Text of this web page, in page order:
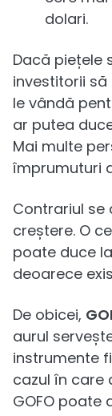
dolari.
Dacă piețele
investitorii
le vândă
ar putea
Mai multe
împrumuturi
Contrariul se
creștere. O
poate duce
deoarece
De obicei,
aurul
instrumente
cazul în care
GOFO poate